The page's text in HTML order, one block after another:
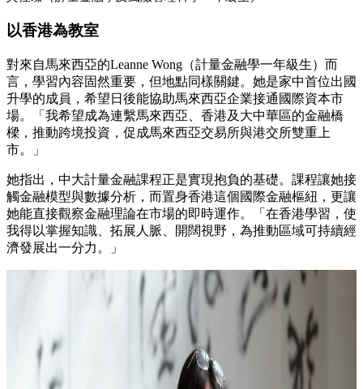
以香港為教室
對來自馬來西亞的Leanne Wong（計量金融學一年級生）而
言，學習內容固然重要，但地點同樣關鍵。她是家中首位出國
升學的成員，希望日後能協助馬來西亞企業接通國際資本市
場。「我希望成為連繫馬來西亞、香港及大中華區的金融橋
樑，推動跨境投資，促成馬來西亞交易所與港交所雙重上
市。」
她指出，中大計量金融課程正是實現抱負的基礎。課程讓她接
觸金融模型與數據分析，而置身香港這個國際金融樞紐，更讓
她能直接觀察金融理論在市場的即時運作。「在香港學習，使
我得以掌握知識、拓展人脈、開闊視野，為推動區域可持續經
濟發展出一分力。」